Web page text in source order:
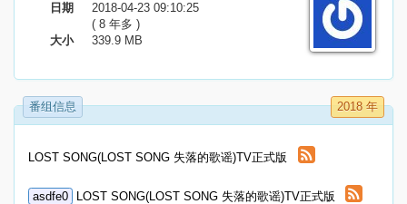
日期
2018-04-23 09:10:25
( 8 年多 )
大小
339.9 MB
番组信息 2018 年
LOST SONG(LOST SONG 失落的歌谣)TV正式版
asdfe0 LOST SONG(LOST SONG 失落的歌谣)TV正式版